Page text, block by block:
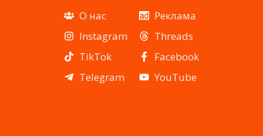
О нас
Instagram
TikTok
Telegram
Реклама
Threads
Facebook
YouTube